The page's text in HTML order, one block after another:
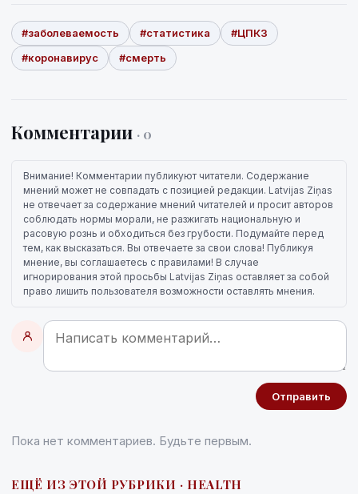
#заболеваемость #статистика
#ЦПКЗ
#коронавирус
#смерть
Комментарии · 0
Внимание! Комментарии публикуют читатели. Содержание
мнений может не совпадать с позицией редакции. Latvijas Ziņas
не отвечает за содержание мнений читателей и просит авторов
соблюдать нормы морали, не разжигать национальную и
расовую рознь и обходиться без грубости. Подумайте перед
тем, как высказаться. Вы отвечаете за свои слова! Публикуя
мнение, вы соглашаетесь с правилами! В случае
игнорирования этой просьбы Latvijas Ziņas оставляет за собой
право лишить пользователя возможности оставлять мнения.
Отправить
Пока нет комментариев. Будьте первым.
ЕЩЁ ИЗ ЭТОЙ РУБРИКИ · HEALTH